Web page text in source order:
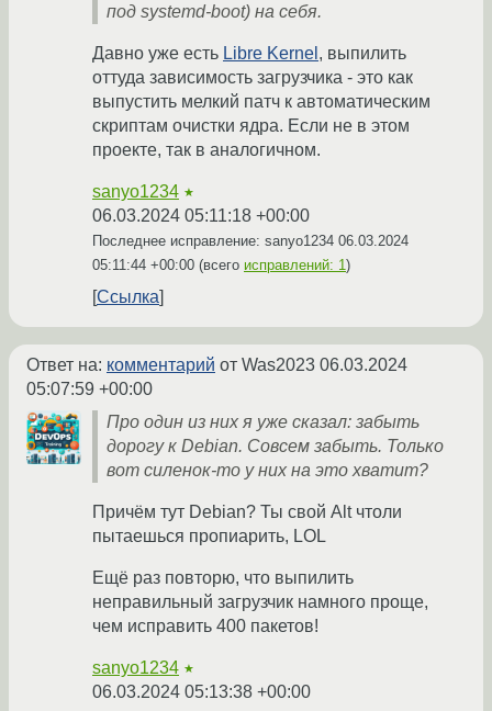
под systemd-boot) на себя.
Давно уже есть Libre Kernel , выпилить
оттуда зависимость загрузчика - это как
выпустить мелкий патч к автоматическим
скриптам очистки ядра. Если не в этом
проекте, так в аналогичном.
sanyo1234 ★
06.03.2024 05:11:18 +00:00
Последнее исправление: sanyo1234 06.03.2024
05:11:44 +00:00 (всего исправлений: 1 )
Ссылка
Ответ на: комментарий от Was2023 06.03.2024
05:07:59 +00:00
Про один из них я уже сказал: забыть
дорогу к Debian. Совсем забыть. Только
вот силенок-то у них на это хватит?
Причём тут Debian? Ты свой Alt чтоли
пытаешься пропиарить, LOL
Ещё раз повторю, что выпилить
неправильный загрузчик намного проще,
чем исправить 400 пакетов!
sanyo1234 ★
06.03.2024 05:13:38 +00:00